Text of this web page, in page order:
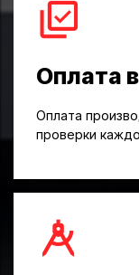
Оплата
Оплата
проверки